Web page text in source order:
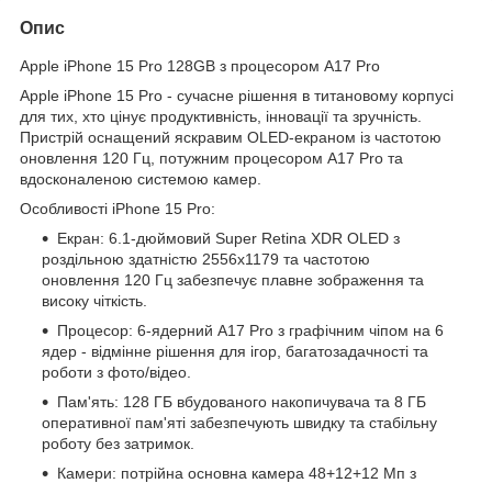
Опис
Apple iPhone 15 Pro 128GB з процесором A17 Pro
Apple iPhone 15 Pro - сучасне рішення в титановому корпусі
для тих, хто цінує продуктивність, інновації та зручність.
Пристрій оснащений яскравим OLED-екраном із частотою
оновлення 120 Гц, потужним процесором A17 Pro та
вдосконаленою системою камер.
Особливості iPhone 15 Pro:
Екран: 6.1-дюймовий Super Retina XDR OLED з
роздільною здатністю 2556x1179 та частотою
оновлення 120 Гц забезпечує плавне зображення та
високу чіткість.
Процесор: 6-ядерний A17 Pro з графічним чіпом на 6
ядер - відмінне рішення для ігор, багатозадачності та
роботи з фото/відео.
Пам'ять: 128 ГБ вбудованого накопичувача та 8 ГБ
оперативної пам'яті забезпечують швидку та стабільну
роботу без затримок.
Камери: потрійна основна камера 48+12+12 Мп з